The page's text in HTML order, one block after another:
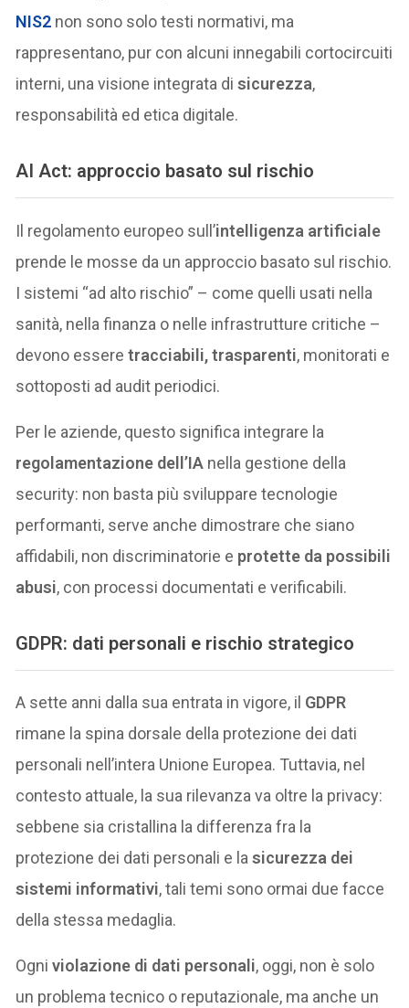
NIS2 non sono solo testi normativi, ma
rappresentano, pur con alcuni innegabili cortocircuiti
interni, una visione integrata disicurezza,
responsabilità ed etica digitale.
AI Act: approccio basato sul rischio
Il regolamento europeo sull’intelligenza artificiale
prende le mosse da un approccio basato sul rischio.
I sistemi “ad alto rischio” – come quelli usati nella
sanità, nella finanza o nelle infrastrutture critiche –
devono esseretracciabili, trasparenti, monitorati e
sottoposti ad audit periodici.
Per le aziende, questo significa integrare la
regolamentazione dell’IA nella gestione della
security: non basta più sviluppare tecnologie
performanti, serve anche dimostrare che siano
affidabili, non discriminatorie e protette da possibili
abusi, con processi documentati e verificabili.
GDPR: dati personali e rischio strategico
A sette anni dalla sua entrata in vigore, il GDPR
rimane la spina dorsale della protezione dei dati
personali nell’intera Unione Europea. Tuttavia, nel
contesto attuale, la sua rilevanza va oltre la privacy:
sebbene sia cristallina la differenza fra la
protezione dei dati personali e lasicurezza dei
sistemi informativi, tali temi sono ormai due facce
della stessa medaglia.
Ogniviolazione di dati personali, oggi, non è solo
un problema tecnico o reputazionale, ma anche un